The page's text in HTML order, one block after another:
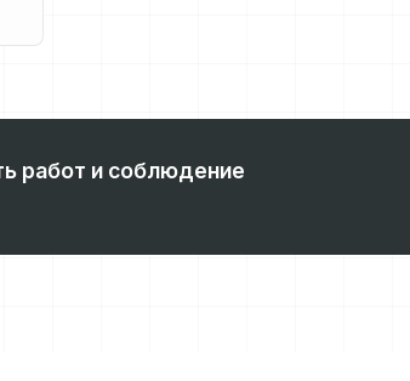
работ и соблюдение